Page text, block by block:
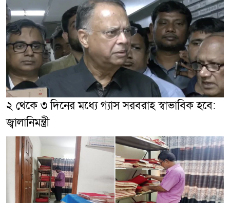
২ থেকে ৩ দিনের মধ্যে গ্যাস সরবরাহ স্বাভাবিক হবে:
জ্বালানিমন্ত্রী